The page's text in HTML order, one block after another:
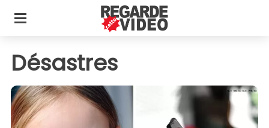
Désastres